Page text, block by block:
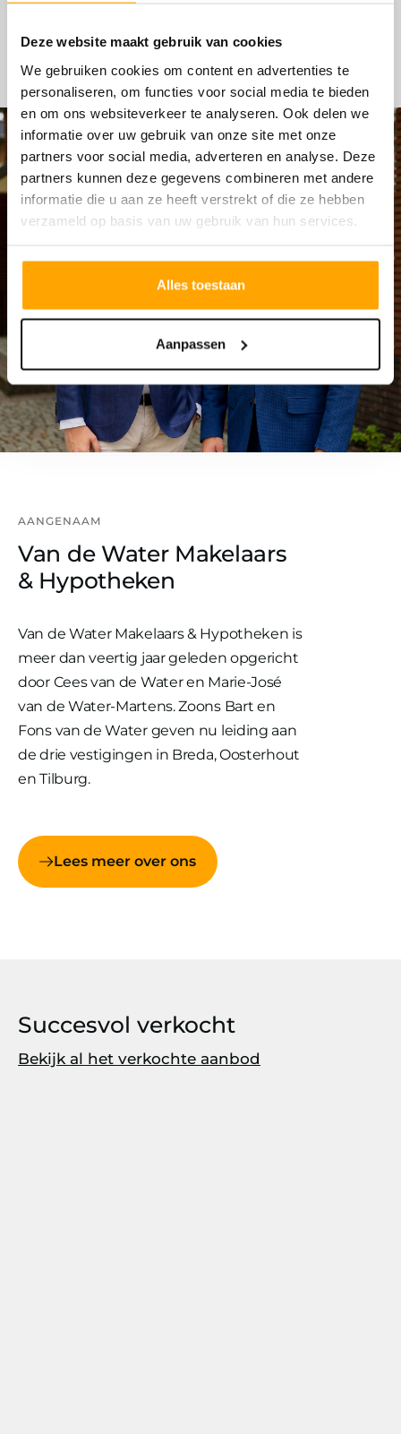
Deze website maakt gebruik van cookies
We gebruiken cookies om content en advertenties te
personaliseren, om functies voor social media te bieden
en om ons websiteverkeer te analyseren. Ook delen we
informatie over uw gebruik van onze site met onze
partners voor social media, adverteren en analyse. Deze
partners kunnen deze gegevens combineren met andere
informatie die u aan ze heeft verstrekt of die ze hebben
verzameld op basis van uw gebruik van hun services.
Alles toestaan
Aanpassen
AANGENAAM
Van de Water Makelaars
& Hypotheken
Van de Water Makelaars & Hypotheken is
meer dan veertig jaar geleden opgericht
door Cees van de Water en Marie-José
van de Water-Martens. Zoons Bart en
Fons van de Water geven nu leiding aan
de drie vestigingen in Breda, Oosterhout
en Tilburg.
Lees meer over ons
Succesvol verkocht
Bekijk al het verkochte aanbod